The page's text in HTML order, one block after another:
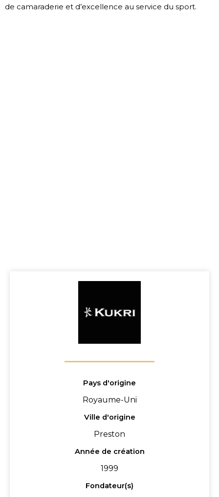
de camaraderie et d’excellence au service du sport.
Pays d'origine
Royaume-Uni
Ville d'origine
Preston
Année de création
1999
Fondateur(s)